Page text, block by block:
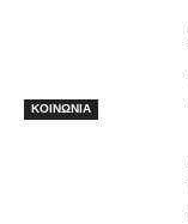
ΚΟΙΝΩΝΙΑ